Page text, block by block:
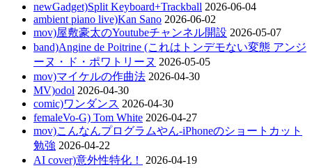
newGadget)Split Keyboard+Trackball 2026-06-04
ambient piano live)Kan Sano 2026-06-02
mov)屋敷豪太のYoutubeチャンネル開設 2026-05-07
band)Angine de Poitrine (これはトンデモない変態 アンジ
ーヌ・ド・ポワトリーヌ 2026-05-05
mov)マイケルの作曲法 2026-04-30
MV)odol 2026-04-30
comic)ワンダンス 2026-04-30
femaleVo-G) Tom White 2026-04-27
mov)こんなんプログラムやん-iPhoneのショートカット
勉強 2026-04-22
AI cover)意外性特化！
2026-04-19